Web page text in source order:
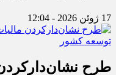
17 ژوئن 2026 - 12:04
طرح نشان‌دارکردن